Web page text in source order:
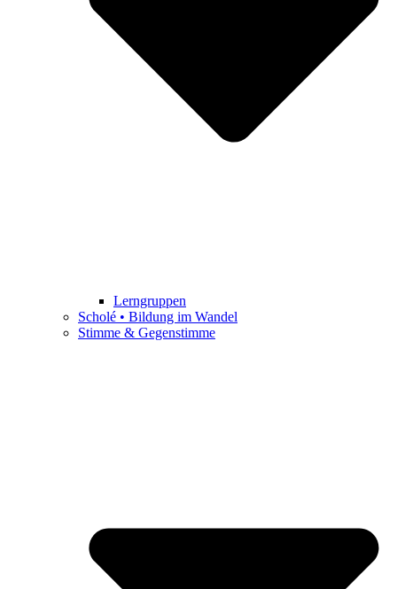
Lerngruppen
Scholé • Bildung im Wandel
Stimme & Gegenstimme